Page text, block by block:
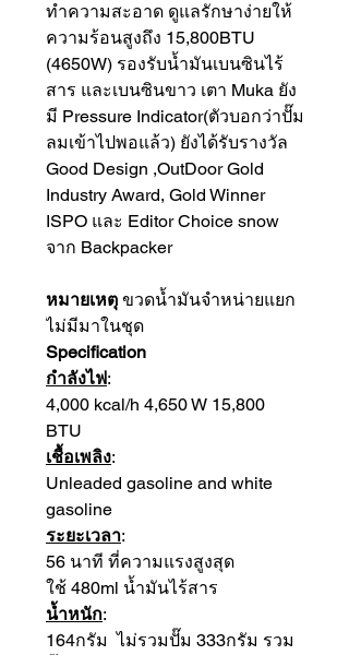
ทำความสะอาด ดูแลรักษาง่ายให้
ความร้อนสูงถึง 15,800BTU
(4650W) รองรับน้ำมันเบนซินไร้
สาร และเบนซินขาว เตา Muka ยัง
มี Pressure Indicator(ตัวบอกว่าปั๊ม
ลมเข้าไปพอแล้ว) ยังได้รับรางวัล
Good Design ,OutDoor Gold
Industry Award, Gold Winner
ISPO และ Editor Choice snow
จาก Backpacker
หมายเหตุ ขวดน้ำมันจำหน่ายแยก
ไม่มีมาในชุด
Specification
กำลังไฟ:
4,000 kcal/h 4,650 W 15,800
BTU
เชื้อเพลิง:
Unleaded gasoline and white
gasoline
ระยะเวลา:
56 นาที ที่ความแรงสูงสุด
ใช้ 480ml น้ำมันไร้สาร
น้ำหนัก:
164กรัม ไม่รวมปั๊ม 333กรัม รวม